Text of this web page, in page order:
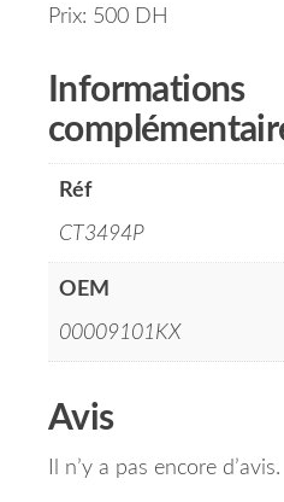
Prix: 500 DH
Informations
Réf
CT3494P
OEM
00009101KX
Avis
Il n’y a pas encore d’avis.